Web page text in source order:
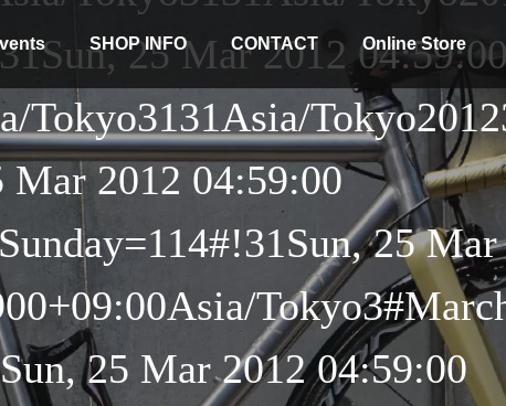
SHOP INFO CONTACT Online Store
Stock coming soon
25 Mar 2012 04:59:00
Tokyo3131Asia/
Mar 2012 04:59:00
25
25 Mar 2012 04:59:00